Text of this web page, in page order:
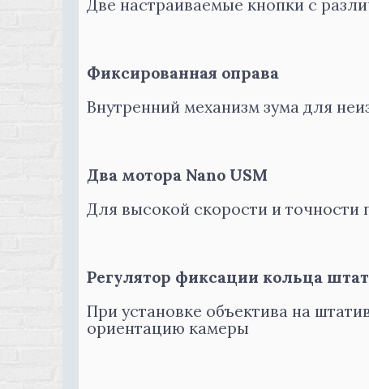
Две настраиваемые кнопки с
Фиксированная оправа
Внутренний механизм зума для
Два мотора Nano USM
Для высокой скорости и
Регулятор фиксации кольца
При установке объектива на
ориентацию камеры